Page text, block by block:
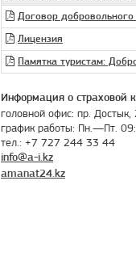
Договор добровольного
Лицензия
Памятка туристам:
Информация о страховой
головной офис: пр.
график работы: Пн.—Пт.
тел.: +7 727 244 33 44
info@a-i.kz
amanat24.kz